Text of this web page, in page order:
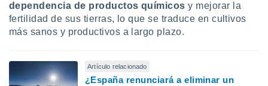
dependencia de productos químicos y mejorar la
fertilidad de sus tierras, lo que se traduce en cultivos
más sanos y productivos a largo plazo.
Artículo relacionado
¿España renunciará a eliminar un